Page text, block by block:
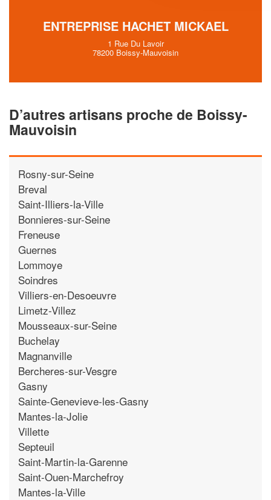
ENTREPRISE HACHET MICKAEL
1 Rue Du Lavoir
78200 Boissy-Mauvoisin
D’autres artisans proche de Boissy-
Mauvoisin
Rosny-sur-Seine
Breval
Saint-Illiers-la-Ville
Bonnieres-sur-Seine
Freneuse
Guernes
Lommoye
Soindres
Villiers-en-Desoeuvre
Limetz-Villez
Mousseaux-sur-Seine
Buchelay
Magnanville
Bercheres-sur-Vesgre
Gasny
Sainte-Genevieve-les-Gasny
Mantes-la-Jolie
Villette
Septeuil
Saint-Martin-la-Garenne
Saint-Ouen-Marchefroy
Mantes-la-Ville